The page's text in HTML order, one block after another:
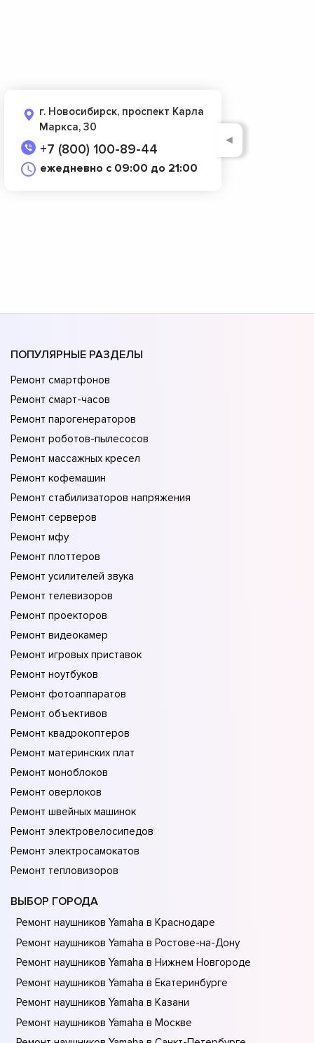
г. Новосибирск, проспект Карла
Маркса, 30
+7 (800) 100-89-44
ежедневно с 09:00 до 21:00
◄
ПОПУЛЯРНЫЕ РАЗДЕЛЫ
Ремонт смартфонов
Ремонт смарт-часов
Ремонт парогенераторов
Ремонт роботов-пылесосов
Ремонт массажных кресел
Ремонт кофемашин
Ремонт стабилизаторов напряжения
Ремонт серверов
Ремонт мфу
Ремонт плоттеров
Ремонт усилителей звука
Ремонт телевизоров
Ремонт проекторов
Ремонт видеокамер
Ремонт игровых приставок
Ремонт ноутбуков
Ремонт фотоаппаратов
Ремонт объективов
Ремонт квадрокоптеров
Ремонт материнских плат
Ремонт моноблоков
Ремонт оверлоков
Ремонт швейных машинок
Ремонт электровелосипедов
Ремонт электросамокатов
Ремонт тепловизоров
ВЫБОР ГОРОДА
Ремонт наушников Yamaha в Краснодаре
Ремонт наушников Yamaha в Ростове-на-Донy
Ремонт наушников Yamaha в Нижнем Новгороде
Ремонт наушников Yamaha в Екатеринбурге
Ремонт наушников Yamaha в Казани
Ремонт наушников Yamaha в Москве